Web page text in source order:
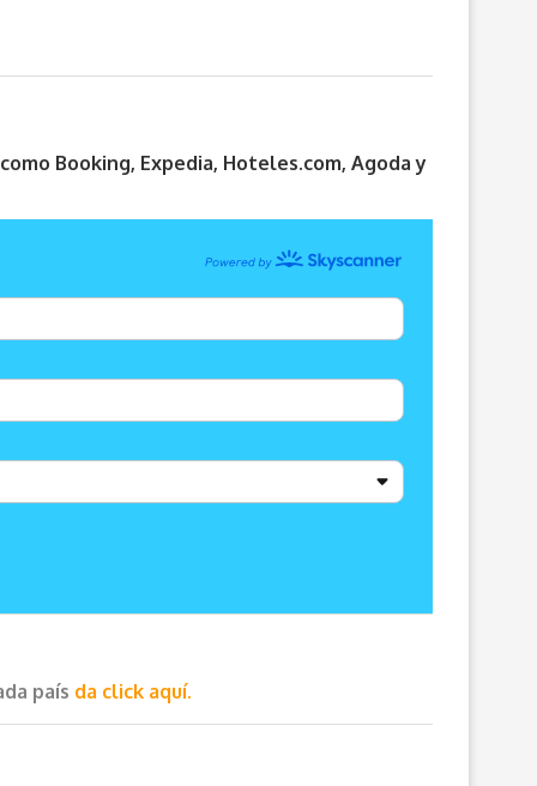
Booking, Expedia, Hoteles.com, Agoda y
país da click aquí.